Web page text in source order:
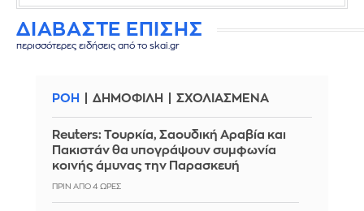
ΔΙΑΒΑΣΤΕ ΕΠΙΣΗΣ
περισσότερες ειδήσεις από το skai.gr
ΡΟΗ ΔΗΜΟΦΙΛΗ ΣΧΟΛΙΑΣΜΕΝΑ
Reuters: Τουρκία, Σαουδική Αραβία και
Πακιστάν θα υπογράψουν συμφωνία
κοινής άμυνας την Παρασκευή
ΠΡΙΝ ΑΠΌ 4 ΏΡΕΣ